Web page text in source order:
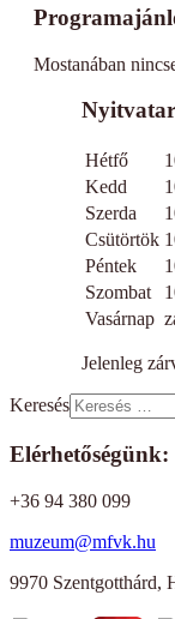
Mostanában
Hétfő
Kedd
Szerda
Csütörtök
Péntek
Szombat
Vasárnap
Jelenleg
Keresés
Elérhetőségünk:
+36 94 380 099
muzeum@mfvk.hu
9970 Szentgotthárd,